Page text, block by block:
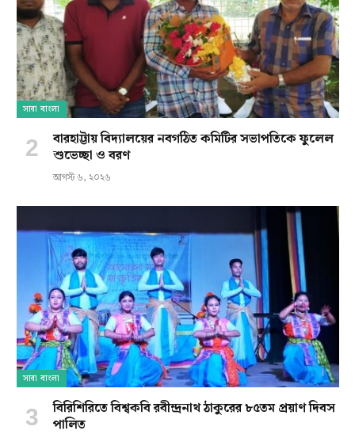
সারা বাংলা
বারহাট্টায় বিদ্যালয়ের নবগঠিত কমিটির সভাপতিকে ফুলেল
শুভেচ্ছা ও বরণ
আগস্ট ৬, ২০২৬
সারা বাংলা
বিরিশিরিতে বিশ্বকবি রবীন্দ্রনাথ ঠাকুরের ৮৫তম প্রয়াণ দিবস
পালিত